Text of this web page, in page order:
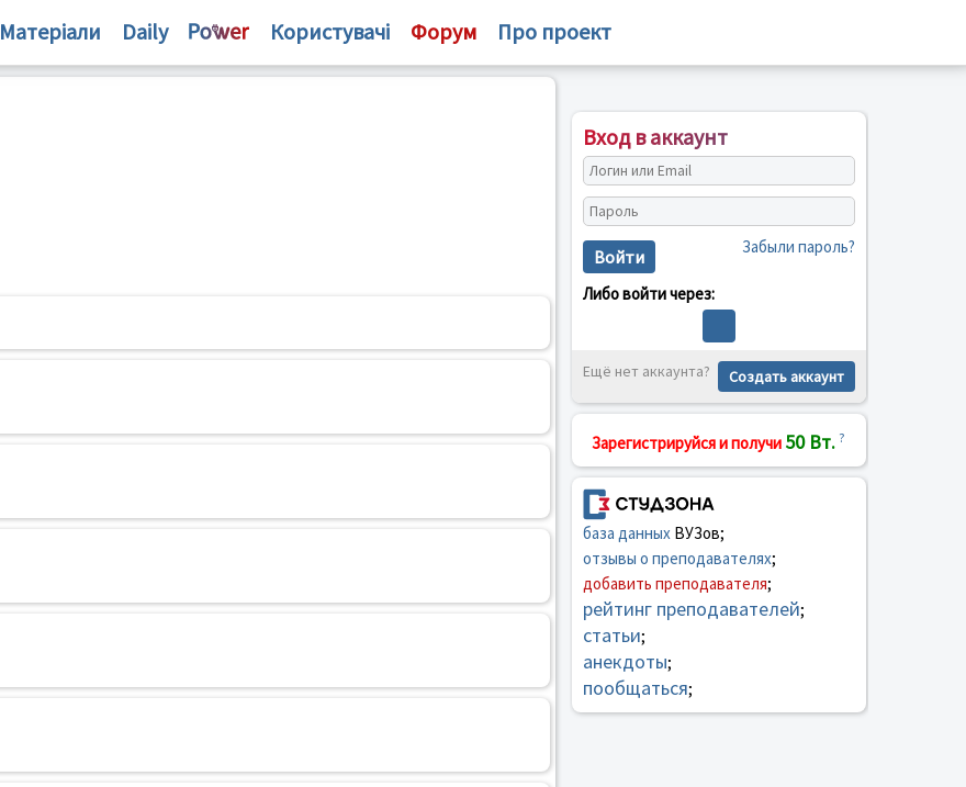
Матеріали Daily Користувачі Форум Про проект
Вход в аккаунт
Войти Забыли пароль?
Либо войти через:
Ещё нет аккаунта? Создать аккаунт
Зарегистрируйся и получи 50 Вт. ?
база данныхВУЗов;
отзывы о преподавателях;
добавить преподавателя;
рейтинг преподавателей;
статьи;
анекдоты;
пообщаться;